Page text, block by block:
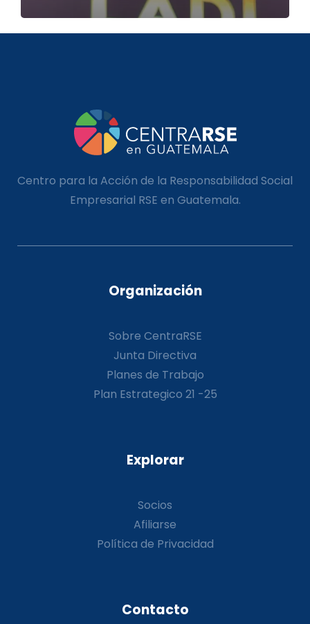
Centro para la Acción de la Responsabilidad Social
Empresarial RSE en Guatemala.
Organización
Sobre CentraRSE
Junta Directiva
Planes de Trabajo
Plan Estrategico 21 -25
Explorar
Socios
Afiliarse
Política de Privacidad
Contacto